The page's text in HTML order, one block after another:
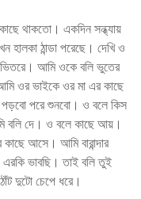
থাকতো। একদিন সন্ধ্যায়
ঠান্ডা পরেছে। দেখি ও
আমি ওকে বলি ভুতের
ওর ভাইকে ওর মা এর কাছে
পরে শুনবো। ও বলে কিস
বলি দে। ও বলে কাছে আয়।
আসে। আমি বারান্দার
ভাবছি। তাই বলি তুই
দুটো চেপে ধরে।